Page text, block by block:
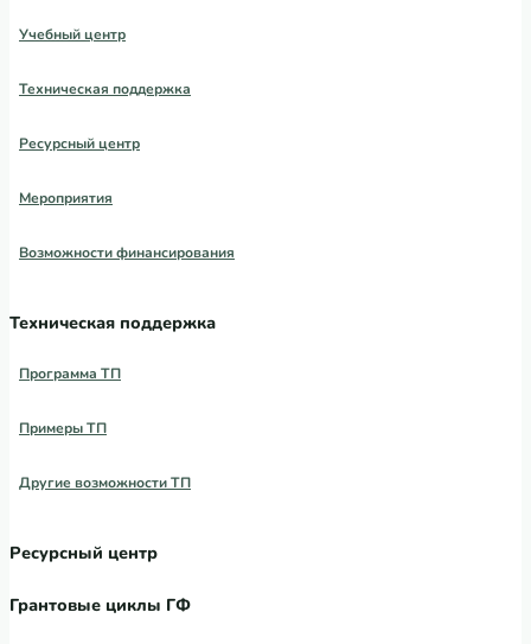
Учебный центр
Техническая поддержка
Ресурсный центр
Мероприятия
Возможности финансирования
Техническая поддержка
Программа ТП
Примеры ТП
Другие возможности ТП
Ресурсный центр
Грантовые циклы ГФ